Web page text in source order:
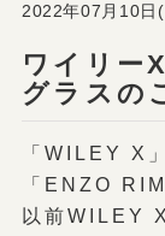
ワイリー
グラスの
2022年07月10日
「WILEY X
「ENZO
以前WILEY